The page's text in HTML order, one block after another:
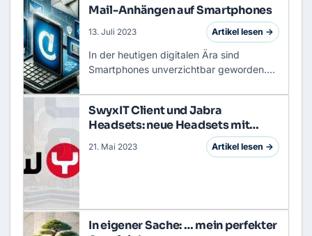
Mail-Anhängen auf Smartphones
In der heutigen digitalen Ära sind
Smartphones unverzichtbar geworden.
Unterhaltung – sie sind zentrale
Bestandteile unseres Alltags. Doch mit
de…
13. Juli 2023 Artikel lesen →
SwyxIT Client und Jabra
Headsets: neue Headsets mit
21. Mai 2023 Artikel lesen →
In eigener Sache: … mein perfekter